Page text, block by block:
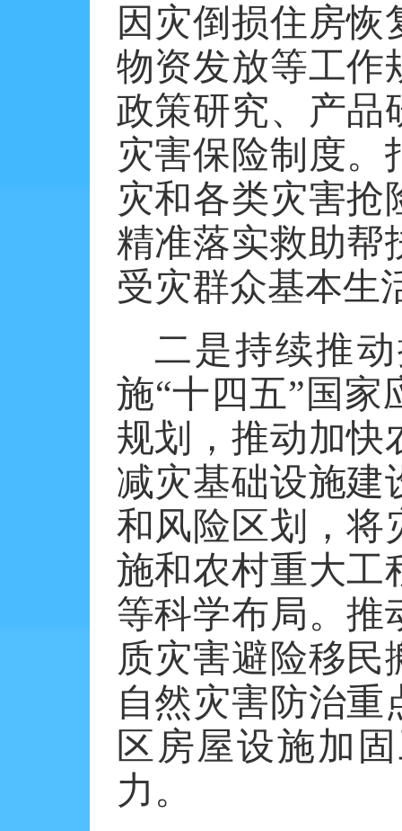
因灾倒损住房
物资发放等工作
政策研究、产品
灾害保险制度。
灾和各类灾害抢
精准落实救助帮
受灾群众基本生
二是持续推
施“十四五”国
规划，推动加快
减灾基础设施建
和风险区划，将
施和农村重大工
等科学布局。推
质灾害避险移
自然灾害防治
区房屋设施加
力。